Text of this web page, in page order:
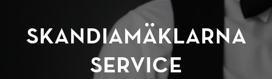
SkandiaMäklarna
Service